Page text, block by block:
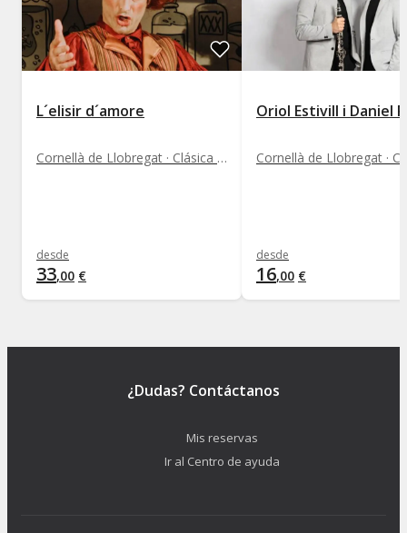
L´elisir d´amore
Cornellà de Llobregat · Clásica y Ópera
desde
33,00 €
Oriol Estivill i Daniel
desde
16,00 €
¿Dudas? Contáctanos
Mis reservas
Ir al Centro de ayuda